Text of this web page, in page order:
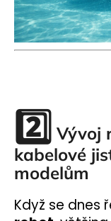
2️⃣ Vývoj
kabelové
modelům
Když se dnes